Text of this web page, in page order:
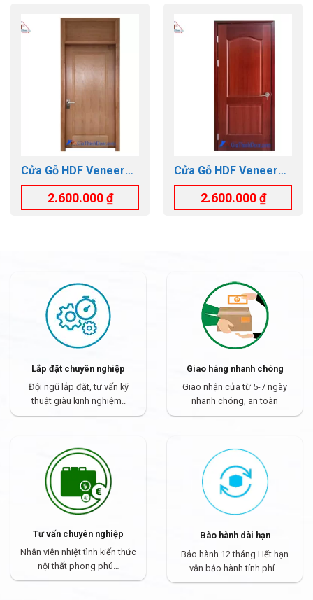
Cửa Gỗ HDF Veneer
GTD.1B-OFIX
2.600.000₫
Cửa Gỗ HDF Veneer
GTD.2A-SAPELE
2.600.000₫
Lắp đặt chuyên nghiệp
Đội ngũ lắp đặt, tư vấn kỹ
thuật giàu kinh nghiệm..
Giao hàng nhanh chóng
Giao nhận cửa từ 5-7 ngày
nhanh chóng, an toàn
Tư vấn chuyên nghiệp
Nhân viên nhiệt tình kiến thức
nội thất phong phú…
Bào hành dài hạn
Bảo hành 12 tháng Hết hạn
vẫn bảo hành tính phí…